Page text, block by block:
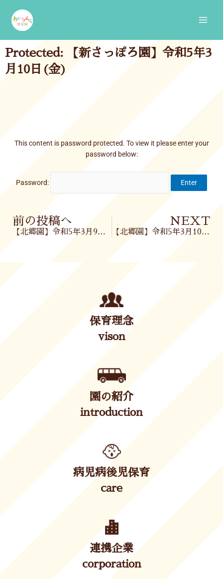
content
Protected: 【新さっぽろ園】令和5年3
月10日(金)
This content is password protected. To view it please enter your
password below:
Password:
Prev
前の投稿へ
【北郷園】令和5年3月9日(木)
NEXT
【北郷園】令和5年3月10日(金)
保育理念
vison
園の紹介
introduction
病児病後児保育
care
連携企業
corporation